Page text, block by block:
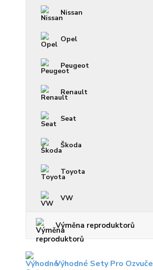
Nissan
Opel
Peugeot
Renault
Seat
Škoda
Toyota
VW
Výměna reproduktorů
Výhodné Sety Pro